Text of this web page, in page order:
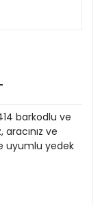
barkodlu ve
ve
uyumlu yedek